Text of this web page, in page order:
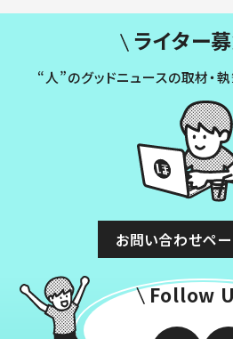
ライター募
“人”のグッドニュースの取材・
お問い合わせペ
Follow